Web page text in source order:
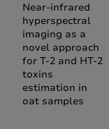
Near-infrared
hyperspectral
imaging as a
novel approach
for T-2 and HT-2
toxins
estimation in
oat samples